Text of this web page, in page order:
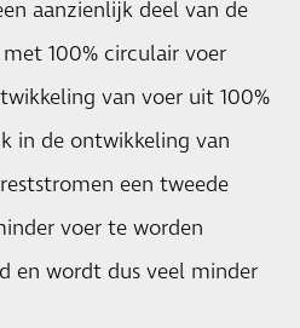
aanzienlijk deel van de
100% circulair voer
van voer uit 100%
in de ontwikkeling van
een tweede
voer te worden
en wordt dus veel minder